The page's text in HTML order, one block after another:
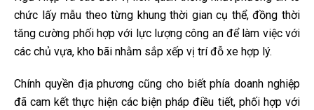
chức lấy mẫu theo từng khung thời gian cụ thể, đồng thời
tăng cường phối hợp với lực lượng công an để làm việc với
các chủ vựa, kho bãi nhằm sắp xếp vị trí đỗ xe hợp lý.
Chính quyền địa phương cũng cho biết phía doanh nghiệp
đã cam kết thực hiện các biện pháp điều tiết, phối hợp với